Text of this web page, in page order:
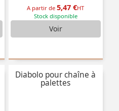
A partir de5,47 €HT
Stock disponible
Voir
Diabolo pour chaîne à
palettes